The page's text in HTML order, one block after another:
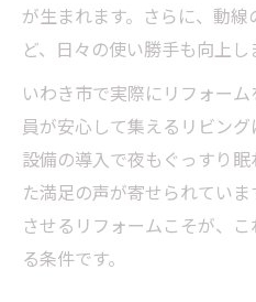
が生まれます。さらに、動
ど、日々の使い勝手も向上し
いわき市で実際にリフォー
員が安心して集えるリビン
設備の導入で夜もぐっすり
た満足の声が寄せられてい
させるリフォームこそが、
る条件です。